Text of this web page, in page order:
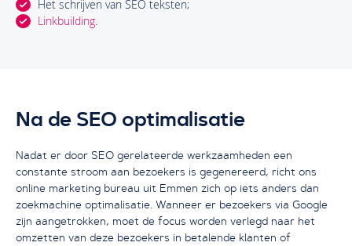
Het schrijven van SEO teksten;
Linkbuilding.
Na de SEO optimalisatie
Nadat er door SEO gerelateerde werkzaamheden een
constante stroom aan bezoekers is gegenereerd, richt ons
online marketing bureau uit Emmen zich op iets anders dan
zoekmachine optimalisatie. Wanneer er bezoekers via Google
zijn aangetrokken, moet de focus worden verlegd naar het
omzetten van deze bezoekers in betalende klanten of